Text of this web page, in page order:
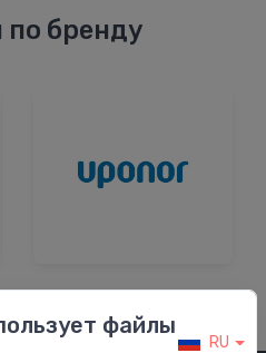
по бренду
файлы
RU